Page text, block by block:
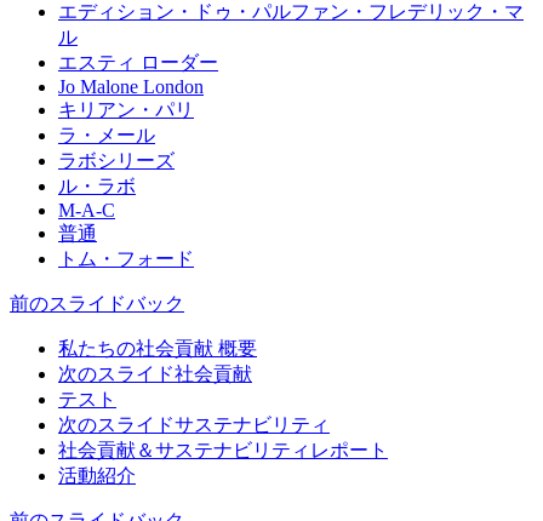
エディション・ドゥ・パルファン・フレデリック・マ
ル
エスティ ローダー
Jo Malone London
キリアン・パリ
ラ・メール
ラボシリーズ
ル・ラボ
M-A-C
普通
トム・フォード
前のスライドバック
私たちの社会貢献 概要
次のスライド社会貢献
テスト
次のスライドサステナビリティ
社会貢献＆サステナビリティレポート
活動紹介